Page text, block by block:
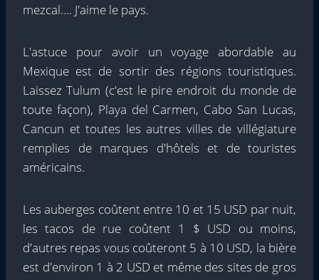
mezcal…. J'aime le pays.
L'astuce pour avoir un voyage abordable au
Mexique est de sortir des régions touristiques.
Laissez Tulum (c'est le pire endroit du monde de
toute façon), Playa del Carmen, Cabo San Lucas,
Cancun et toutes les autres villes de villégiature
remplies de marques d'hôtels et de touristes
américains.
Les auberges coûtent entre 10 et 15 USD par nuit,
les tacos de rue coûtent 1 $ USD ou moins,
d'autres repas vous coûteront 5 à 10 USD, la bière
est d'environ 1 à 2 USD et même des sites de gros